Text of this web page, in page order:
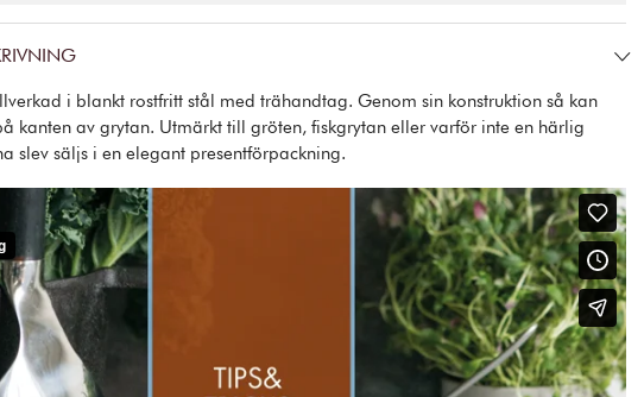
i blankt rostfritt stål med trähandtag. Genom sin konstruktion så kan
kanten av grytan. Utmärkt till gröten, fiskgrytan eller varför inte en härlig
slev säljs i en elegant presentförpackning.